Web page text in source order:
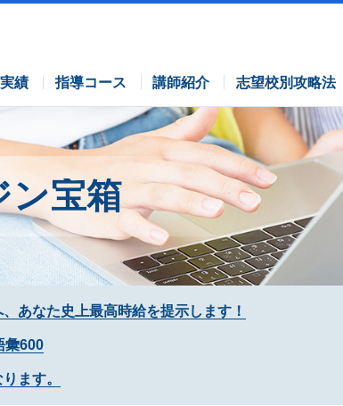
績 指導コース
各塾併用コース 講師紹介 志望校別攻略法
ン宝箱
あなた史上最高時給を提示します！
彙600
ます。